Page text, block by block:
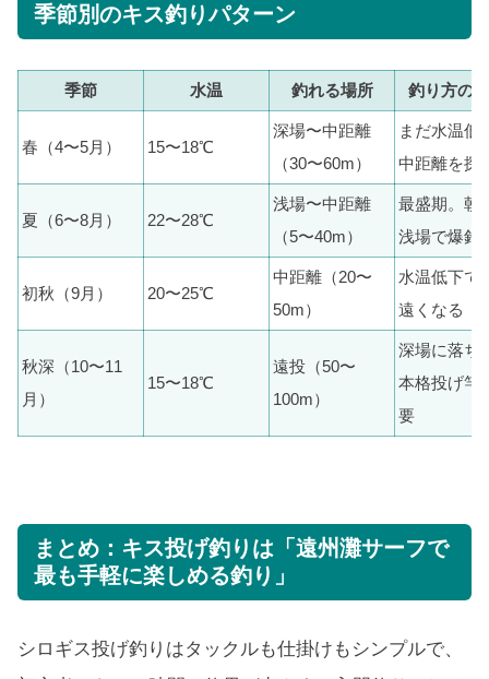
季節別のキス釣りパターン
季節 水温 釣れる場所 釣り方の
春（4〜5月） 15〜18℃
深場〜中距離
（30〜60m）
まだ水温低
中距離を探
夏（6〜8月） 22〜28℃
浅場〜中距離
（5〜40m）
最盛期。朝
浅場で爆釣
初秋（9月） 20〜25℃
中距離（20〜
50m）
水温低下で
遠くなる
秋深（10〜11
月）
15〜18℃
遠投（50〜
100m）
深場に落ち
本格投げ竿
要
まとめ：キス投げ釣りは「遠州灘サーフで
最も手軽に楽しめる釣り」
シロギス投げ釣りはタックルも仕掛けもシンプルで、